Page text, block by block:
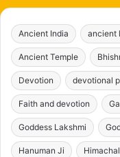
Ancient India ancient
Ancient Temple
Devotion devotional
Faith and devotion
Goddess Lakshmi
Hanuman Ji